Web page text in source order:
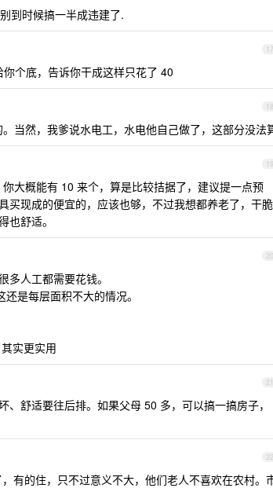
到时候搞一半成违建了.
17
个底，告诉你干成这样只花了 40
18
当然，我爹说水电工，水电他自己做了，这部分没法
19
大概能有 10 来个，算是比较拮据了，建议提一点预
买现成的便宜的，应该也够，不过我想都养老了，干脆
舒适。
20
人工都需要花钱。
是每层面积不大的情况。
实更实用
21
舒适要往后排。如果父母 50 多，可以搞一搞房子，
22
有的住，只不过意义不大，他们老人不喜欢在农村。